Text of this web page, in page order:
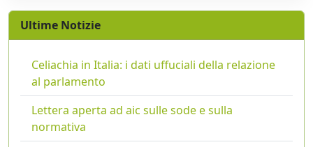
Ultime Notizie
Celiachia in Italia: i dati uffuciali della relazione
al parlamento
Lettera aperta ad aic sulle sode e sulla
normativa